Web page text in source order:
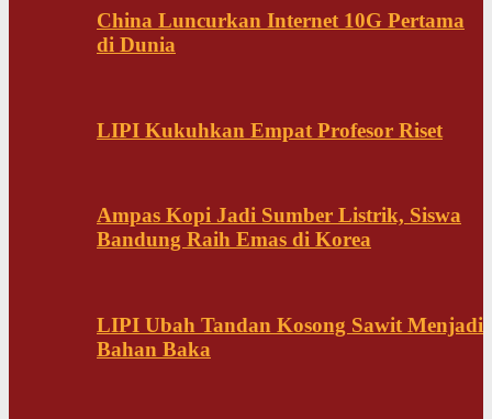
China Luncurkan Internet 10G Pertama
di Dunia
LIPI Kukuhkan Empat Profesor Riset
Ampas Kopi Jadi Sumber Listrik, Siswa
Bandung Raih Emas di Korea
LIPI Ubah Tandan Kosong Sawit Menjadi
Bahan Baka